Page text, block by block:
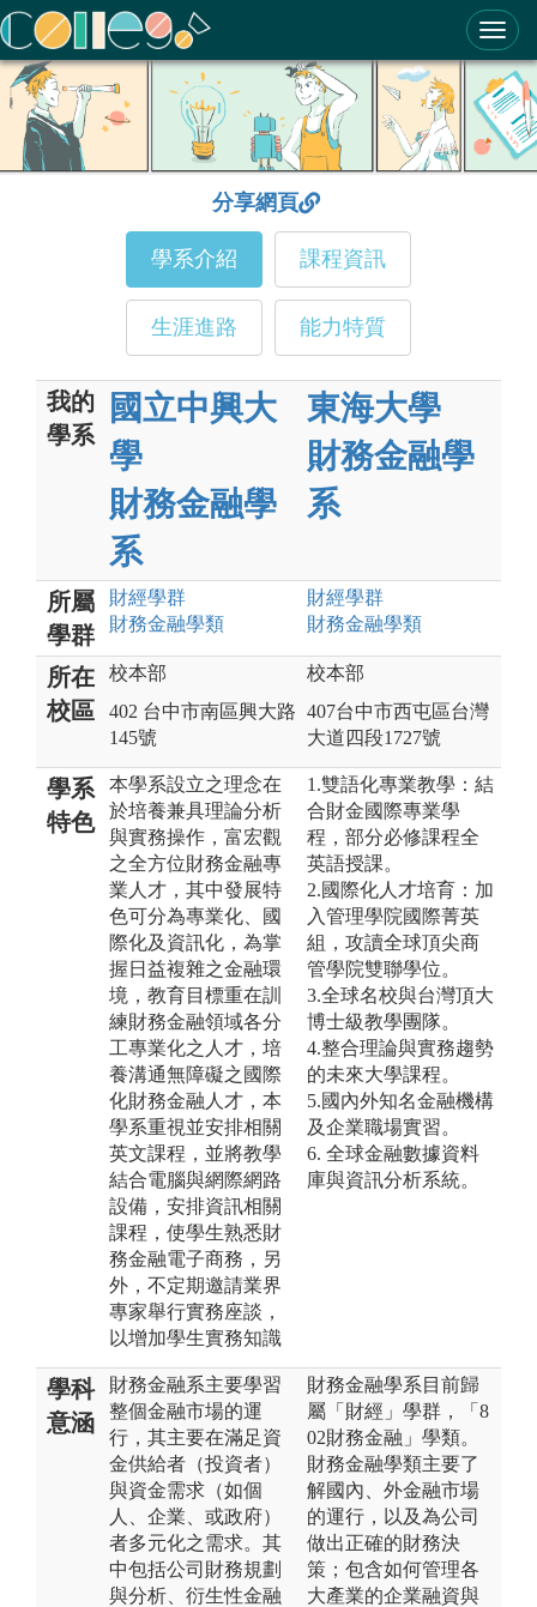
ColleGo! 大學選才與高中育才輔助系統
分享網頁
學系介紹 課程資訊
生涯進路 能力特質
我的
學系
國立中興大
學
財務金融學
系
東海大學
財務金融學
系
所屬
學群
財經學群
財務金融學類
財經學群
財務金融學類
所在
校區
校本部
402 台中市南區興大路
145號
校本部
407台中市西屯區台灣
大道四段1727號
學系
特色
本學系設立之理念在
於培養兼具理論分析
與實務操作，富宏觀
之全方位財務金融專
業人才，其中發展特
色可分為專業化、國
際化及資訊化，為掌
握日益複雜之金融環
境，教育目標重在訓
練財務金融領域各分
工專業化之人才，培
養溝通無障礙之國際
化財務金融人才，本
學系重視並安排相關
英文課程，並將教學
結合電腦與網際網路
設備，安排資訊相關
課程，使學生熟悉財
務金融電子商務，另
外，不定期邀請業界
專家舉行實務座談，
以增加學生實務知識
1.雙語化專業教學：結
合財金國際專業學
程，部分必修課程全
英語授課。
2.國際化人才培育：加
入管理學院國際菁英
組，攻讀全球頂尖商
管學院雙聯學位。
3.全球名校與台灣頂大
博士級教學團隊。
4.整合理論與實務趨勢
的未來大學課程。
5.國內外知名金融機構
及企業職場實習。
6. 全球金融數據資料
庫與資訊分析系統。
學科
意涵
財務金融系主要學習
整個金融市場的運
行，其主要在滿足資
金供給者（投資者）
與資金需求（如個
人、企業、或政府）
者多元化之需求。其
中包括公司財務規劃
與分析、衍生性金融
財務金融學系目前歸
屬「財經」學群，「8
02財務金融」學類。
財務金融學類主要了
解國內、外金融市場
的運行，以及為公司
做出正確的財務決
策；包含如何管理各
大產業的企業融資與